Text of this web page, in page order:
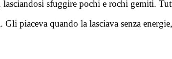
sfuggire pochi e rochi gemiti.
piaceva quando la lasciava senza